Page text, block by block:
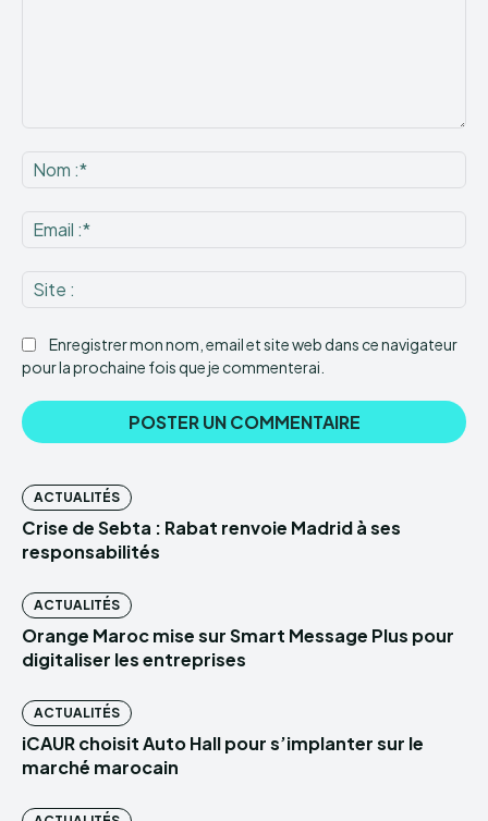
:*
:*
:
Enregistrer mon nom, email et site web dans ce navigateur
pour la prochaine fois que je commenterai.
ACTUALITÉS
Crise de Sebta : Rabat renvoie Madrid à ses
responsabilités
ACTUALITÉS
Orange Maroc mise sur Smart Message Plus pour
digitaliser les entreprises
ACTUALITÉS
iCAUR choisit Auto Hall pour s’implanter sur le
marché marocain